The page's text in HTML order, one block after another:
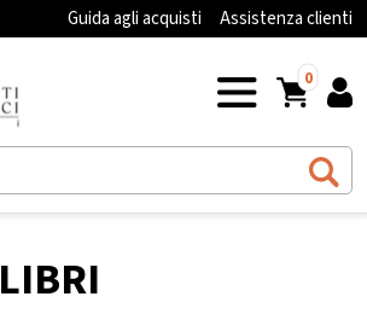
Guida agli acquisti Assistenza clienti
0
LIBRI